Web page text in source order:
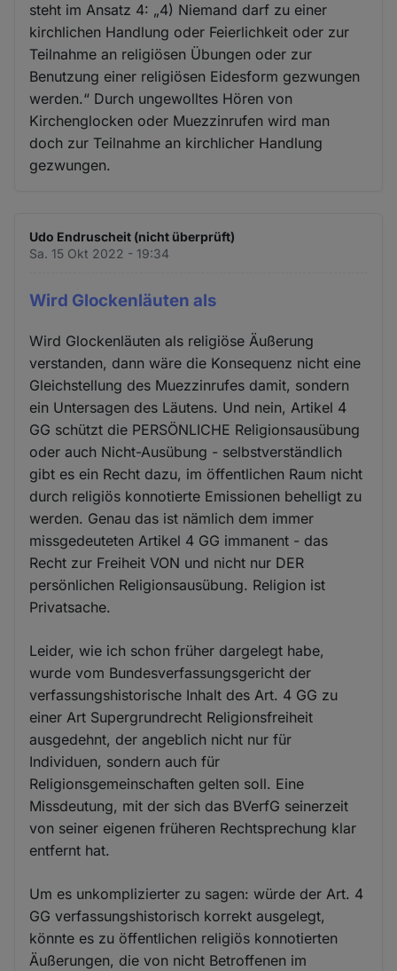
steht im Ansatz 4: „4) Niemand darf zu einer
kirchlichen Handlung oder Feierlichkeit oder zur
Teilnahme an religiösen Übungen oder zur
Benutzung einer religiösen Eidesform gezwungen
werden.“ Durch ungewolltes Hören von
Kirchenglocken oder Muezzinrufen wird man
doch zur Teilnahme an kirchlicher Handlung
gezwungen.
Udo Endruscheit (nicht überprüft)
Sa. 15 Okt 2022 - 19:34
Wird Glockenläuten als
Wird Glockenläuten als religiöse Äußerung
verstanden, dann wäre die Konsequenz nicht eine
Gleichstellung des Muezzinrufes damit, sondern
ein Untersagen des Läutens. Und nein, Artikel 4
GG schützt die PERSÖNLICHE Religionsausübung
oder auch Nicht-Ausübung - selbstverständlich
gibt es ein Recht dazu, im öffentlichen Raum nicht
durch religiös konnotierte Emissionen behelligt zu
werden. Genau das ist nämlich dem immer
missgedeuteten Artikel 4 GG immanent - das
Recht zur Freiheit VON und nicht nur DER
persönlichen Religionsausübung. Religion ist
Privatsache.
Leider, wie ich schon früher dargelegt habe,
wurde vom Bundesverfassungsgericht der
verfassungshistorische Inhalt des Art. 4 GG zu
einer Art Supergrundrecht Religionsfreiheit
ausgedehnt, der angeblich nicht nur für
Individuen, sondern auch für
Religionsgemeinschaften gelten soll. Eine
Missdeutung, mit der sich das BVerfG seinerzeit
von seiner eigenen früheren Rechtsprechung klar
entfernt hat.
Um es unkomplizierter zu sagen: würde der Art. 4
GG verfassungshistorisch korrekt ausgelegt,
könnte es zu öffentlichen religiös konnotierten
Äußerungen, die von nicht Betroffenen im